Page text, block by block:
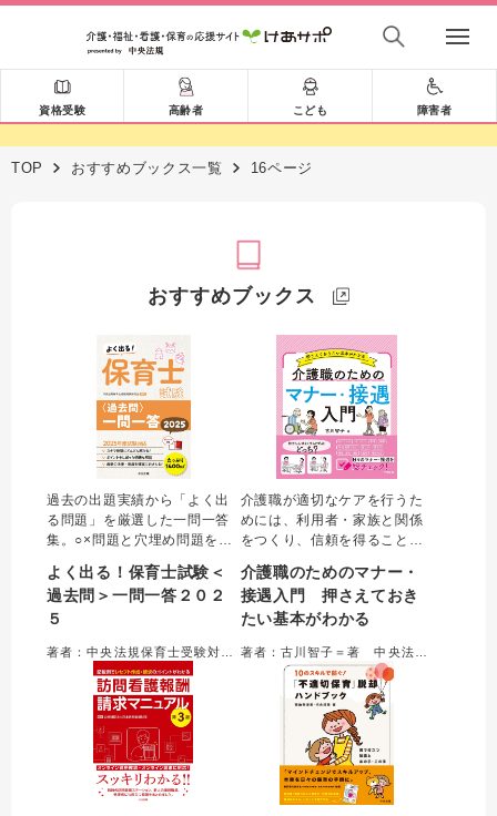
資格受験 高齢者 こども 障害者
TOP おすすめブックス一覧 16ページ
おすすめブックス
過去の出題実績から「よく出
る問題」を厳選した一問一答
集。○×問題と穴埋め問題を約
ためのポイントに絞った解説
で、合格に必要な知識を確実
に身に着けられる。最新の制
デート。赤シート付。
よく出る！保育士試験＜
過去問＞一問一答２０２
５
介護職が適切なケアを行うた
めには、利用者・家族と関係
をつくり、信頼を得ることが
れるのがマナー・接遇。「身
だしなみ」「あいさつ」「表
情」「姿勢」「言葉づかい」
るうえで外せない基本的なス
キル網羅した一冊。
介護職のためのマナー・
接遇入門 押さえておき
たい基本がわかる